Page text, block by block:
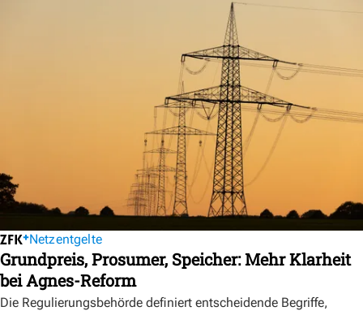
Netzentgelte
Grundpreis, Prosumer, Speicher: Mehr Klarheit
bei Agnes-Reform
Die Regulierungsbehörde definiert entscheidende Begriffe,